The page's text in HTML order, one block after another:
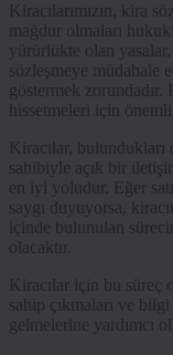
Kiracılarımızın, kira
mağdur olmaları
yürürlükte olan yasalar,
sözleşmeye müdahale
göstermek zorundadır.
hissetmeleri için önemli
Kiracılar, bulundukları
sahibiyle açık bir
en iyi yoludur. Eğer
saygı duyuyorsa,
içinde bulunulan
olacaktır.
Kiracılar için bu süreç
sahip çıkmaları ve
gelmelerine yardımcı